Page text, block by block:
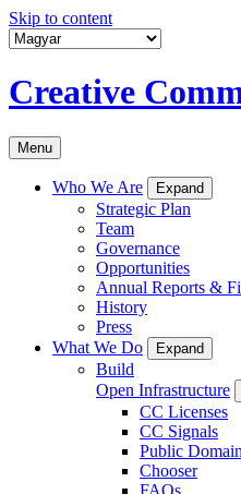
Skip to content
Creative
Menu
Who We Are Expand
Strategic Plan
Team
Governance
Opportunities
Annual Reports &
History
Press
What We Do
Expand
Build
Open Infrastructure
CC Licenses
CC Signals
Public Domain
Chooser
FAQs